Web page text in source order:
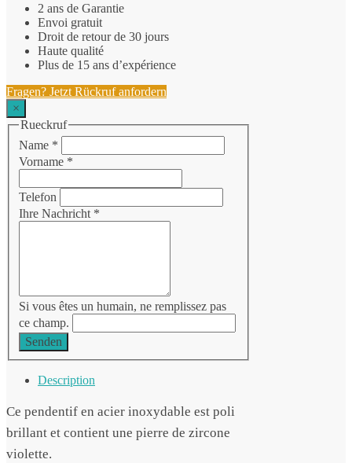
2 ans de Garantie
Envoi gratuit
Droit de retour de 30 jours
Haute qualité
Plus de 15 ans d’expérience
Fragen? Jetzt Rückruf anfordern
×
Rueckruf
Name *
Vorname *
Telefon
Ihre Nachricht *
Si vous êtes un humain, ne remplissez pas
ce champ.
Senden
Description
Ce pendentif en acier inoxydable est poli
brillant et contient une pierre de zircone
violette.